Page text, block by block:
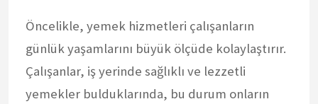
Öncelikle, yemek hizmetleri çalışanların
günlük yaşamlarını büyük ölçüde kolaylaştırır.
Çalışanlar, iş yerinde sağlıklı ve lezzetli
yemekler bulduklarında, bu durum onların